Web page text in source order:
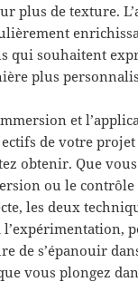
plus de texture.
qui souhaitent
plus
et
de votre projet
obtenir. Que
ou le contrôle
les deux
l’expérimentation,
de s’épanouir
vous plongez